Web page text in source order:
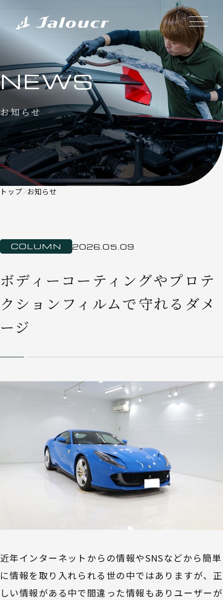
NEWS
お知らせ
トップ お知らせ
COLUMN 2026.05.09
ボディーコーティングやプロテ
クションフィルムで守れるダメ
ージ
近年インターネットからの情報やSNSなどから簡単
に情報を取り入れられる世の中ではありますが、正
しい情報がある中で間違った情報もありユーザーが